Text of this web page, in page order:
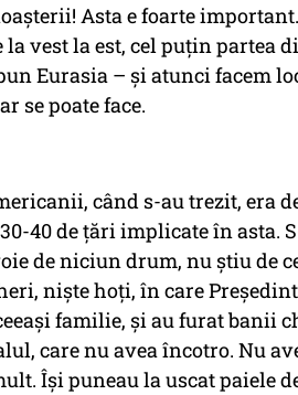
Asta e foarte
la vest la est, cel puțin partea
Eurasia – și atunci facem
se poate face.
când s-au trezit, era
40 de țări implicate în asta.
de niciun drum, nu știu de
niște hoți, în care
familie, și au furat banii
care nu avea încotro. Nu
Își puneau la uscat paiele